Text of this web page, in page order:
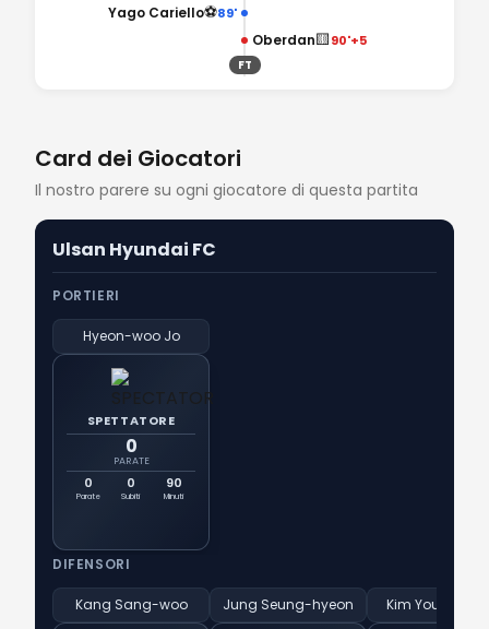
89'
⚽
Yago Cariello
Oberdan🟨90'+5
FT
Card dei Giocatori
Il nostro parere su ogni giocatore di questa partita
Ulsan Hyundai FC
PORTIERI
Hyeon-woo Jo
SPETTATORE
0
PARATE
0
Parate
0
Subiti
90
Minuti
DIFENSORI
Kang Sang-woo Jung Seung-hyeon Kim Young-